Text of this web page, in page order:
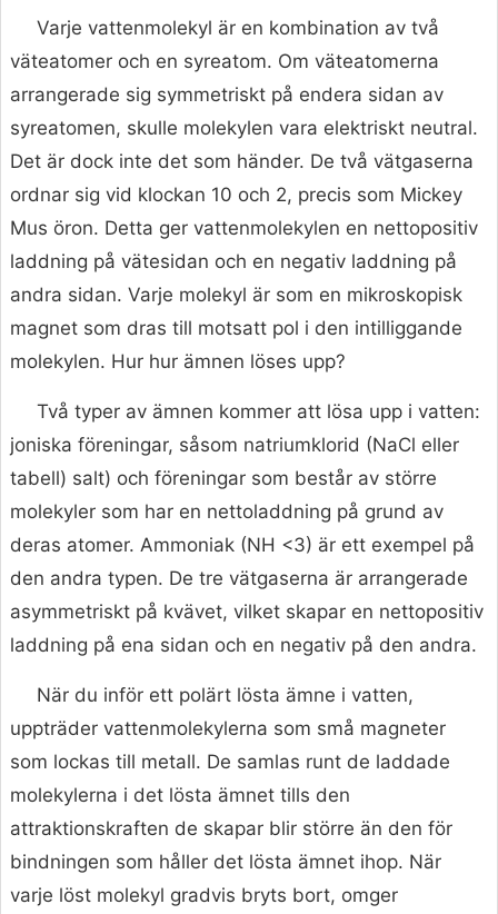
Varje vattenmolekyl är en kombination av två
väteatomer och en syreatom. Om väteatomerna
arrangerade sig symmetriskt på endera sidan av
syreatomen, skulle molekylen vara elektriskt neutral.
Det är dock inte det som händer. De två vätgaserna
ordnar sig vid klockan 10 och 2, precis som Mickey
Mus öron. Detta ger vattenmolekylen en nettopositiv
laddning på vätesidan och en negativ laddning på
andra sidan. Varje molekyl är som en mikroskopisk
magnet som dras till motsatt pol i den intilliggande
molekylen. Hur hur ämnen löses upp?
Två typer av ämnen kommer att lösa upp i vatten:
joniska föreningar, såsom natriumklorid (NaCl eller
tabell) salt) och föreningar som består av större
molekyler som har en nettoladdning på grund av
deras atomer. Ammoniak (NH <3) är ett exempel på
den andra typen. De tre vätgaserna är arrangerade
asymmetriskt på kvävet, vilket skapar en nettopositiv
laddning på ena sidan och en negativ på den andra.
När du inför ett polärt lösta ämne i vatten,
uppträder vattenmolekylerna som små magneter
som lockas till metall. De samlas runt de laddade
molekylerna i det lösta ämnet tills den
attraktionskraften de skapar blir större än den för
bindningen som håller det lösta ämnet ihop. När
varje löst molekyl gradvis bryts bort, omger